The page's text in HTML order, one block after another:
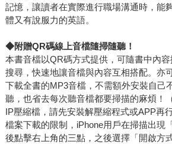
記憶，讓讀者在實際進行職場溝通時，能
體又有說服力的英語。
◆附贈QR碼線上音檔隨掃隨聽！
本書音檔以QR碼方式提供，可隨書中內
搜尋，快速地讓音檔與內容互相搭配。亦
下載全書的MP3音檔，不需額外安裝自己
聽，也省去每次聽音檔都要掃描的麻煩！
IP壓縮檔，請先安裝解壓縮程式或APP再
檔案下載的限制，iPhone用戶在掃描出現
後點擊右上角的三點，之後選擇「開啟方